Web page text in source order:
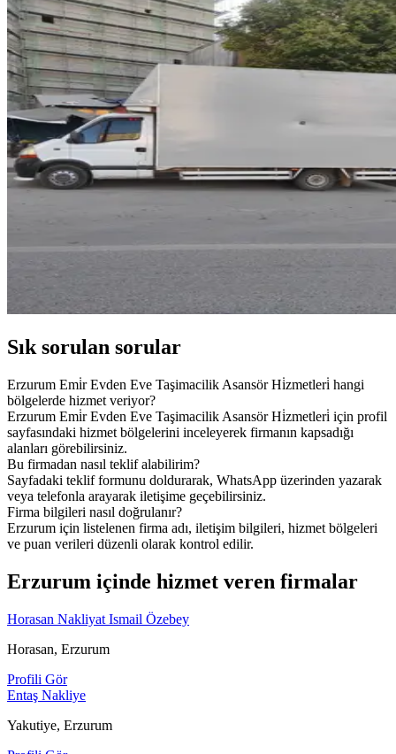
Sık sorulan sorular
Erzurum Emi̇r Evden Eve Taşimacilik Asansör Hi̇zmetleri̇ hangi
bölgelerde hizmet veriyor?
Erzurum Emi̇r Evden Eve Taşimacilik Asansör Hi̇zmetleri̇ için profil
sayfasındaki hizmet bölgelerini inceleyerek firmanın kapsadığı
alanları görebilirsiniz.
Bu firmadan nasıl teklif alabilirim?
Sayfadaki teklif formunu doldurarak, WhatsApp üzerinden yazarak
veya telefonla arayarak iletişime geçebilirsiniz.
Firma bilgileri nasıl doğrulanır?
Erzurum için listelenen firma adı, iletişim bilgileri, hizmet bölgeleri
ve puan verileri düzenli olarak kontrol edilir.
Erzurum içinde hizmet veren firmalar
Horasan Nakliyat Ismail Özebey
Horasan, Erzurum
Profili Gör
Entaş Nakliye
Yakutiye, Erzurum